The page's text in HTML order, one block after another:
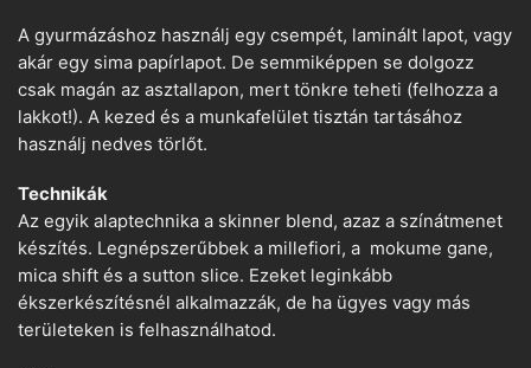
A gyurmázáshoz használj egy csempét, laminált lapot, vagy
akár egy sima papírlapot. De semmiképpen se dolgozz
csak magán az asztallapon, mert tönkre teheti (felhozza a
lakkot!). A kezed és a munkafelület tisztán tartásához
használj nedves törlőt.
Technikák
Az egyik alaptechnika a skinner blend, azaz a színátmenet
készítés. Legnépszerűbbek a millefiori, a mokume gane,
mica shift és a sutton slice. Ezeket leginkább
ékszerkészítésnél alkalmazzák, de ha ügyes vagy más
területeken is felhasználhatod.